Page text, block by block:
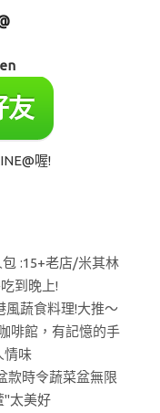
喔!
:15+老店/米其林
到晚上!
風蔬食料理!大推～
啡館，有記憶的手
情味
款時令蔬菜盆無限
"太美好